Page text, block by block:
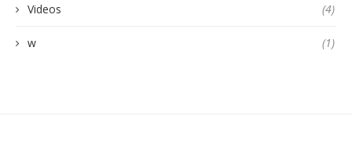
Videos (4)
w (1)